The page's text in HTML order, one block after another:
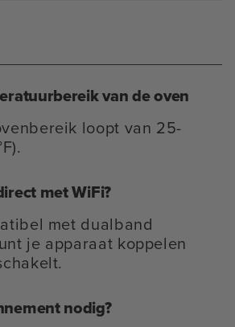
van de oven
loopt van 25-
met WiFi?
met dualband
je apparaat koppelen
nodig?